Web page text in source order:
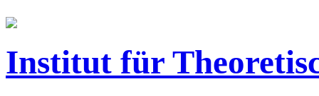
Institut für